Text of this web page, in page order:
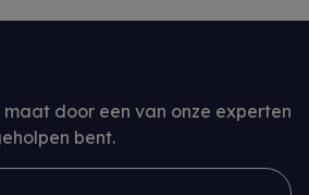
door een van onze experten
bent.